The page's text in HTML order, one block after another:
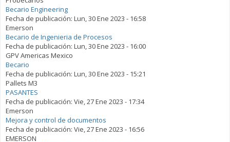
Becario Engineering
Fecha de publicación: Lun, 30 Ene 2023 - 16:58
Emerson
Becario de Ingenieria de Procesos
Fecha de publicación: Lun, 30 Ene 2023 - 16:00
GPV Americas Mexico
Becario
Fecha de publicación: Lun, 30 Ene 2023 - 15:21
Pallets M3
PASANTES
Fecha de publicación: Vie, 27 Ene 2023 - 17:34
Emerson
Mejora y control de documentos
Fecha de publicación: Vie, 27 Ene 2023 - 16:56
EMERSON